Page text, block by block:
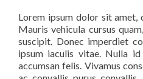
Lorem ipsum dolor sit amet,
Mauris vehicula cursus
suscipit. Donec imperdiet
ipsum iaculis vitae. Nulla
accumsan felis. Vivamus